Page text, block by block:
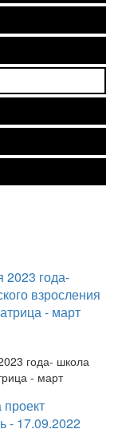
2023 года-
взросления
- март
года- школа
- март
- 17.09.2022